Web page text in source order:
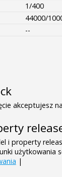
1/400
44000/
--
akceptujesz
i property
użytkowania
|